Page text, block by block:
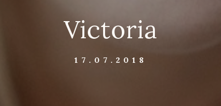
Victoria
17.07.2018